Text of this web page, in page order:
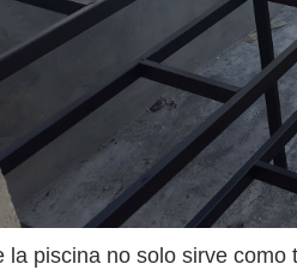
la piscina no solo sirve